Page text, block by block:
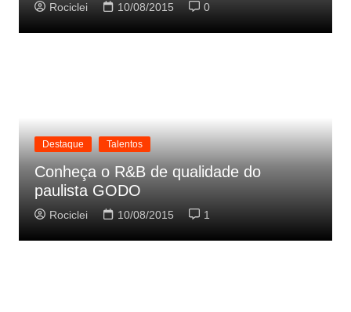
Rociclei 10/08/2015 0
Destaque Talentos
Conheça o R&B de qualidade do
paulista GODO
Rociclei 10/08/2015 1